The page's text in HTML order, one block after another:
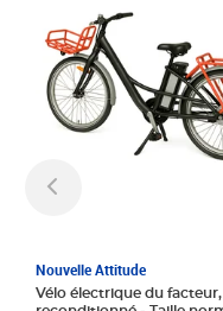
Nouvelle Attitude
Vélo électrique du facteur,